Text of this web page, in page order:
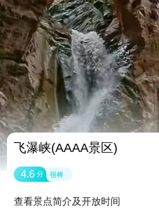
飞瀑峡(AAAA景区)
4.6 分 很棒
查看景点简介及开放时间
